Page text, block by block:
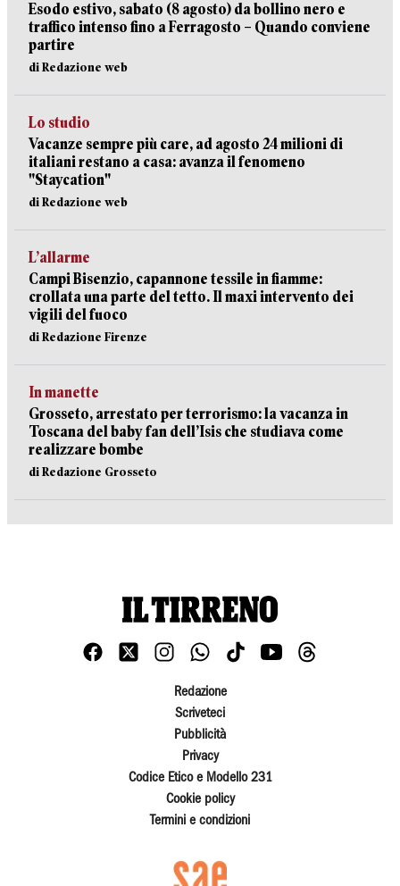
Esodo estivo, sabato (8 agosto) da bollino nero e
traffico intenso fino a Ferragosto – Quando conviene
partire
di Redazione web
Lo studio
Vacanze sempre più care, ad agosto 24 milioni di
italiani restano a casa: avanza il fenomeno
"Staycation"
di Redazione web
L’allarme
Campi Bisenzio, capannone tessile in fiamme:
crollata una parte del tetto. Il maxi intervento dei
vigili del fuoco
di Redazione Firenze
In manette
Grosseto, arrestato per terrorismo: la vacanza in
Toscana del baby fan dell’Isis che studiava come
realizzare bombe
di Redazione Grosseto
Redazione
Scriveteci
Pubblicità
Privacy
Codice Etico e Modello 231
Cookie policy
Termini e condizioni